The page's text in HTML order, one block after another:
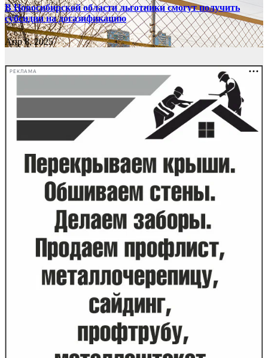
В Новосибирской области льготники смогут получить
субсидии на догазификацию
Апр 8, 2025
РЕКЛАМА